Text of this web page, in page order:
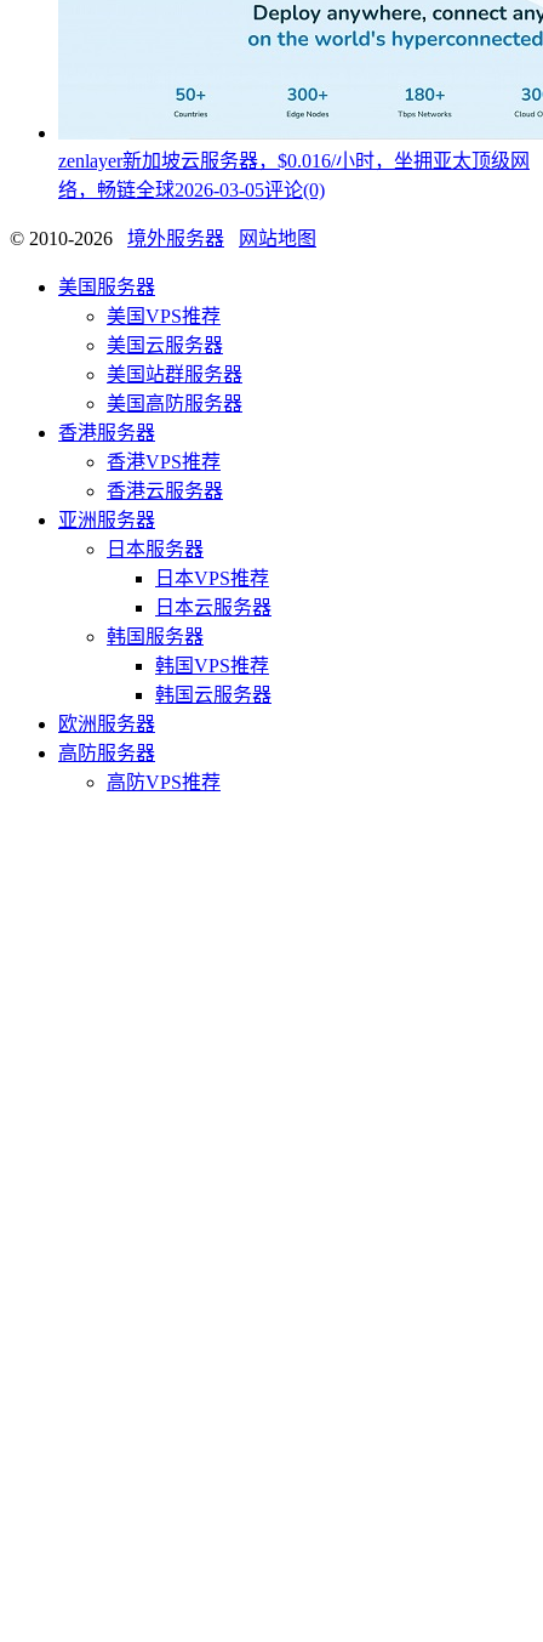
zenlayer新加坡云服务器，$0.016/小时，坐拥亚太顶级网
络，畅链全球2026-03-05评论(0)
© 2010-2026 境外服务器 网站地图
美国服务器
美国VPS推荐
美国云服务器
美国站群服务器
美国高防服务器
香港服务器
香港VPS推荐
香港云服务器
亚洲服务器
日本服务器
日本VPS推荐
日本云服务器
韩国服务器
韩国VPS推荐
韩国云服务器
欧洲服务器
高防服务器
高防VPS推荐